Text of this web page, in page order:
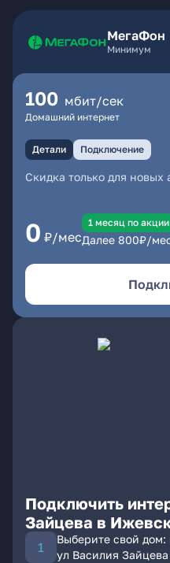
МегаФон
Минимум
100 мбит/сек
Домашний интернет
Детали Подключение
Скидка только для новых
0 ₽/мес
1 месяц по акции
Далее 800₽/
Подключить
Зайцева в
Выберите свой
ул Василия Зайцева